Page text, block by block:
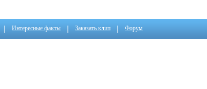
Интересные факты Заказать клип Форум